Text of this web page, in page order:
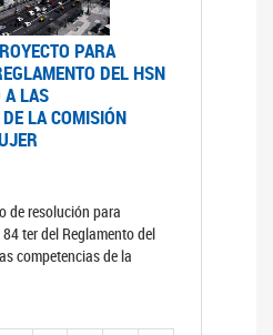
PARA
DEL HSN
A LAS
LA COMISIÓN
de resolución para
ter del Reglamento del
competencias de la